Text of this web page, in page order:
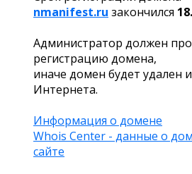
nmanifest.ru закончился
Администратор должен
регистрацию домена,
иначе домен будет удален
Интернета.
Информация о домене
Whois Center - данные о
сайте